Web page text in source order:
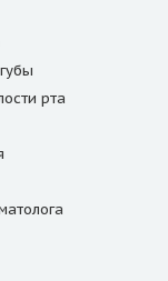
рта